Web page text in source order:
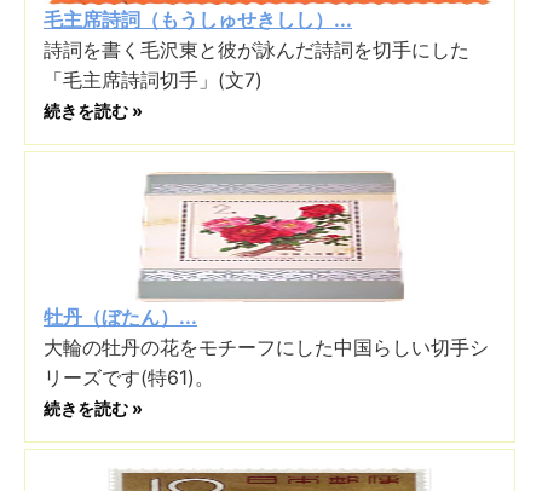
毛主席詩詞（もうしゅせきしし）...
詩詞を書く毛沢東と彼が詠んだ詩詞を切手にした
「毛主席詩詞切手」(文7)
続きを読む »
牡丹（ぼたん）...
大輪の牡丹の花をモチーフにした中国らしい切手シ
リーズです(特61)。
続きを読む »